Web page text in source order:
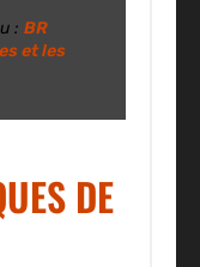
: BR
et les
DE